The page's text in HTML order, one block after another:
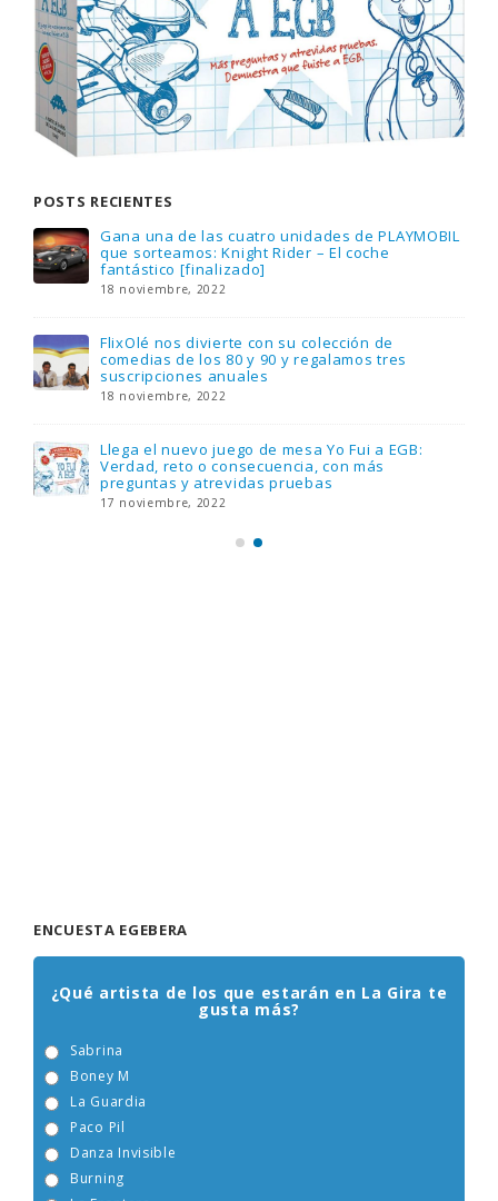
POSTS RECIENTES
Gana una de las cuatro unidades de PLAYMOBIL
que sorteamos: Knight Rider – El coche
fantástico [finalizado]
18 noviembre, 2022
FlixOlé nos divierte con su colección de
comedias de los 80 y 90 y regalamos tres
suscripciones anuales
18 noviembre, 2022
Llega el nuevo juego de mesa Yo Fui a EGB:
Verdad, reto o consecuencia, con más
preguntas y atrevidas pruebas
17 noviembre, 2022
ENCUESTA EGEBERA
¿Qué artista de los que estarán en La Gira te
gusta más?
Sabrina
Boney M
La Guardia
Paco Pil
Danza Invisible
Burning